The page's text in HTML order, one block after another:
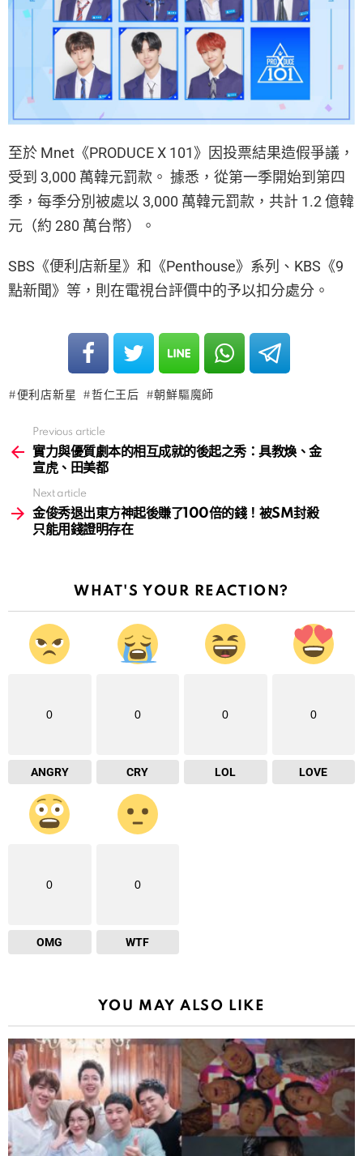
至於 Mnet《PRODUCE X 101》因投票結果造假爭議，
受到 3,000 萬韓元罰款。 據悉，從第一季開始到第四
季，每季分別被處以 3,000 萬韓元罰款，共計 1.2 億韓
元（約 280 萬台幣）。
SBS《便利店新星》和《Penthouse》系列、KBS《9
點新聞》等，則在電視台評價中的予以扣分處分。
便利店新星 哲仁王后 朝鮮驅魔師
more
Previous article
實力與優質劇本的相互成就的後起之秀：具教煥、金
宣虎、田美都
Next article
金俊秀退出東方神起後賺了100倍的錢！被SM封殺
只能用錢證明存在
WHAT'S YOUR REACTION?
0
ANGRY
0
CRY
0
LOL
0
LOVE
0
OMG
0
WTF
YOU MAY ALSO LIKE